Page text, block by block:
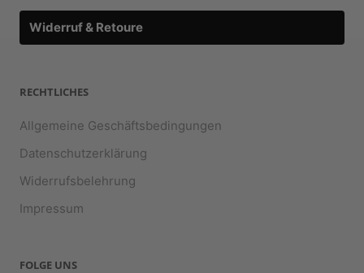
Widerruf & Retoure
RECHTLICHES
Allgemeine Geschäftsbedingungen
Datenschutzerklärung
Widerrufsbelehrung
Impressum
FOLGE UNS